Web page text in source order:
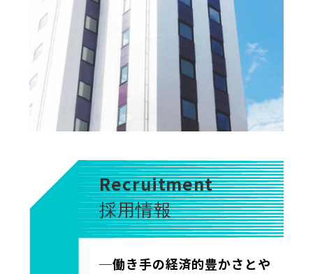
Recruitment
採用情報
─働き手の経済的豊かさとや